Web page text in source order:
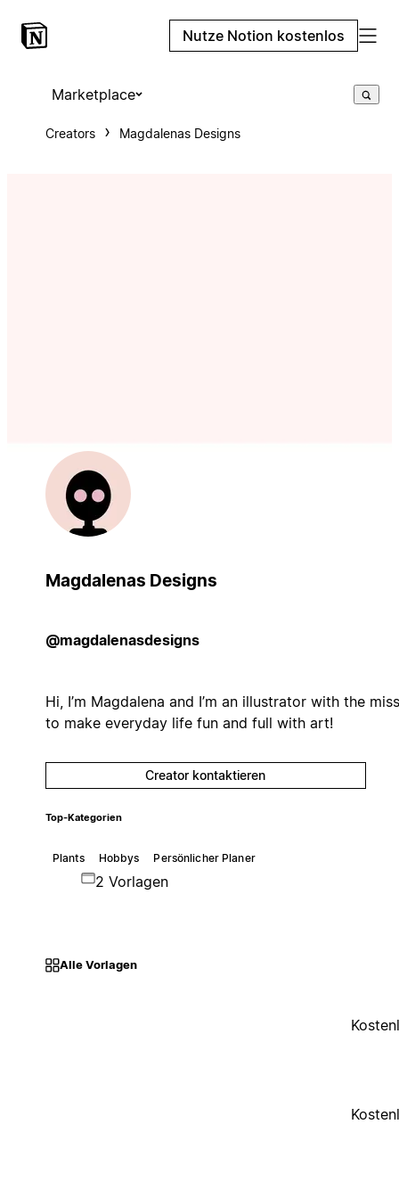
Nutze Notion kostenlos
Marketplace
Creators Magdalenas Designs
Magdalenas Designs
@magdalenasdesigns
Hi, I’m Magdalena and I’m an illustrator with the
to make everyday life fun and full with art!
Creator kontaktieren
Top-Kategorien
Plants Hobbys Persönlicher Planer
2 Vorlagen
Alle Vorlagen